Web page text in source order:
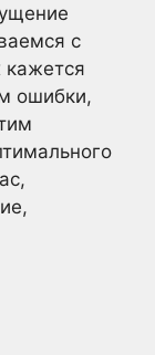
с
кажется
ошибки,